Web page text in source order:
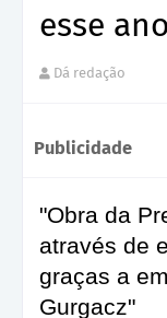
esse
Dá redação
Publicidade
"Obra da
através de
graças a
Gurgacz"